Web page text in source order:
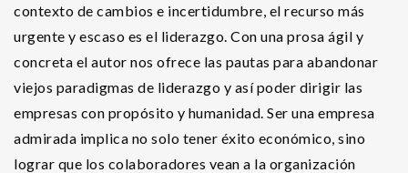
contexto de cambios e incertidumbre, el recurso más
urgente y escaso es el liderazgo. Con una prosa ágil y
concreta el autor nos ofrece las pautas para abandonar
viejos paradigmas de liderazgo y así poder dirigir las
empresas con propósito y humanidad. Ser una empresa
admirada implica no solo tener éxito económico, sino
lograr que los colaboradores vean a la organización